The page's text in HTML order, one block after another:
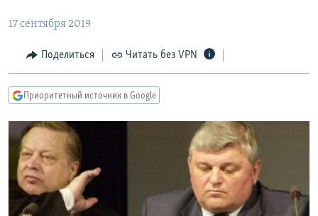
навигации
Вернутся
КУЛЬТУРА
IDEL.РЕАЛИИ
КАВКАЗ.РЕАЛИИ
СИБИРЬ.РЕАЛИИ
РАСПИСАНИЕ ВЕЩАНИЯ
ПОДПИШИТЕСЬ НА РАССЫЛКУ
17 сентября 2019
Поделиться Читать без VPN
Приоритетный источник в Google